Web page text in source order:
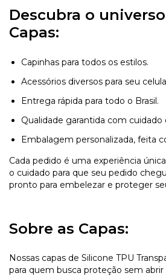
Descubra o
Capas:
Capinhas para todos os estilos.
Acessórios diversos para seu
Entrega rápida para todo o Brasil.
Qualidade garantida com cuidado
Embalagem personalizada, feita
Cada pedido é uma experiência
o cuidado para que seu pedido
pronto para embelezar e proteger
Sobre as Capas:
Nossas capas de Silicone TPU
para quem busca proteção sem